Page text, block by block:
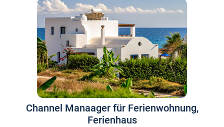
Channel Manaager für Ferienwohnung,
Ferienhaus